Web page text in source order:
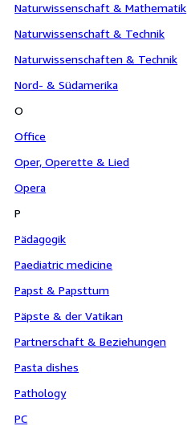
Naturwissenschaft & Mathematik
Naturwissenschaft & Technik
Naturwissenschaften & Technik
Nord- & Südamerika
O
Office
Oper, Operette & Lied
Opera
P
Pädagogik
Paediatric medicine
Papst & Papsttum
Päpste & der Vatikan
Partnerschaft & Beziehungen
Pasta dishes
Pathology
PC